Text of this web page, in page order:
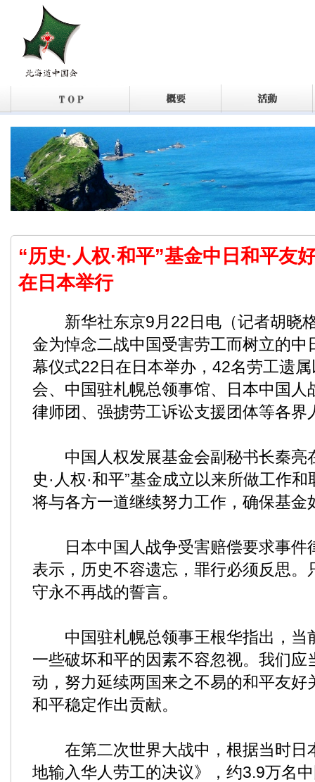
“历史·人权·和平”基金中日和平友
在日本举行
新华社东京9月22日电（记者胡晓格
金为悼念二战中国受害劳工而树立的中
幕仪式22日在日本举办，42名劳工遗
会、中国驻札幌总领事馆、日本中国人
律师团、强掳劳工诉讼支援团体等各界
中国人权发展基金会副秘书长秦亮
史·人权·和平”基金成立以来所做工作
将与各方一道继续努力工作，确保基金
日本中国人战争受害赔偿要求事件
表示，历史不容遗忘，罪行必须反思。
守永不再战的誓言。
中国驻札幌总领事王根华指出，当
一些破坏和平的因素不容忽视。我们应
动，努力延续两国来之不易的和平友好
和平稳定作出贡献。
在第二次世界大战中，根据当时日
地输入华人劳工的决议》，约3.9万名